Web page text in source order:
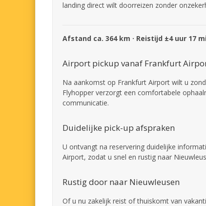
landing direct wilt doorreizen zonder
Afstand ca. 364 km · Reistijd ±4 uur 17
Airport pickup vanaf Frankfurt
Na aankomst op Frankfurt Airport wilt u
Flyhopper verzorgt een comfortabele
communicatie.
Duidelijke pick-up afspraken
U ontvangt na reservering duidelijke
Airport, zodat u snel en rustig naar
Rustig door naar Nieuwleusen
Of u nu zakelijk reist of thuiskomt van